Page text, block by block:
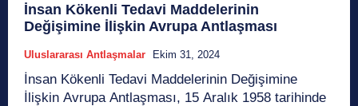
İnsan Kökenli Tedavi Maddelerinin
Değişimine İlişkin Avrupa Antlaşması
Uluslararası Antlaşmalar Ekim 31, 2024
İnsan Kökenli Tedavi Maddelerinin Değişimine
İlişkin Avrupa Antlaşması, 15 Aralık 1958 tarihinde